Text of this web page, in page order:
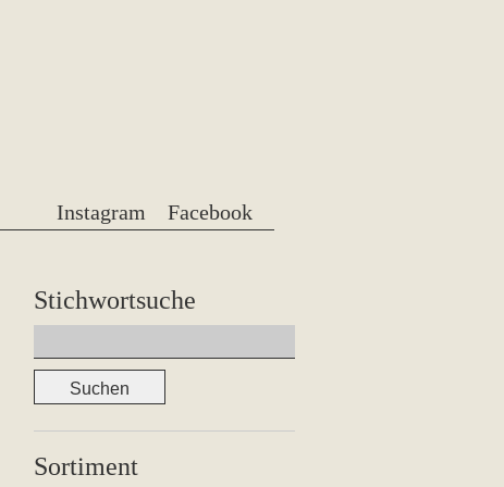
Facebook
Instagram
Stichwortsuche
nach:
Sortiment